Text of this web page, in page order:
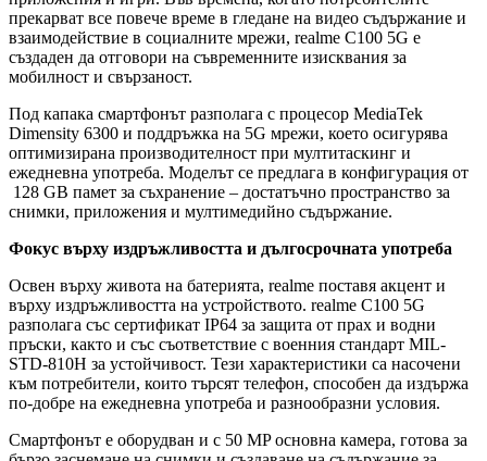
прекарват все повече време в гледане на видео съдържание и
взаимодействие в социалните мрежи, realme C100 5G е
създаден да отговори на съвременните изисквания за
мобилност и свързаност.
Под капака смартфонът разполага с процесор MediaTek
Dimensity 6300 и поддръжка на 5G мрежи, което осигурява
оптимизирана производителност при мултитаскинг и
ежедневна употреба. Моделът се предлага в конфигурация от
128 GB памет за съхранение – достатъчно пространство за
снимки, приложения и мултимедийно съдържание.
Фокус върху издръжливостта и дългосрочната употреба
Освен върху живота на батерията, realme поставя акцент и
върху издръжливостта на устройството. realme C100 5G
разполага със сертификат IP64 за защита от прах и водни
пръски, както и със съответствие с военния стандарт MIL-
STD-810H за устойчивост. Тези характеристики са насочени
към потребители, които търсят телефон, способен да издържа
по-добре на ежедневна употреба и разнообразни условия.
Смартфонът е оборудван и с 50 MP основна камера, готова за